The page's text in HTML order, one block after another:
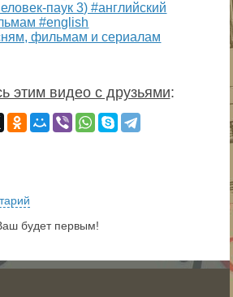
паук 3) #английский
#english
фильмам и сериалам
этим видео с друзьями:
будет первым!